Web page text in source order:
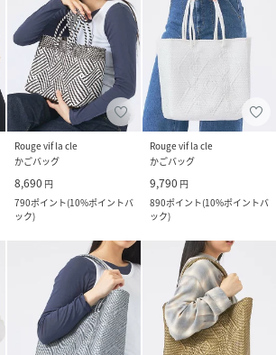
Rouge vif la cle
かごバッグ
8,690 円
790ポイント(10%ポイントバ
ック)
Rouge vif la cle
かごバッグ
9,790 円
890ポイント(10%ポイントバ
ック)